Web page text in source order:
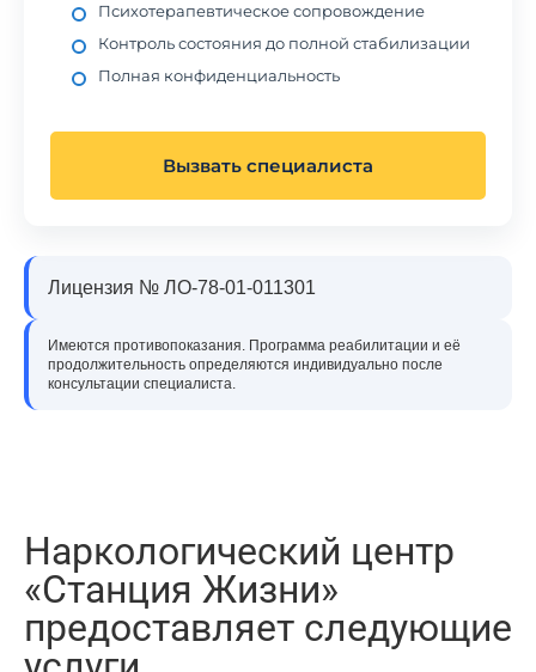
Психотерапевтическое сопровождение
Контроль состояния до полной стабилизации
Полная конфиденциальность
Вызвать специалиста
Лицензия № ЛО-78-01-011301
Имеются противопоказания. Программа реабилитации и её
продолжительность определяются индивидуально после
консультации специалиста.
Наркологический центр
«Станция Жизни»
предоставляет следующие